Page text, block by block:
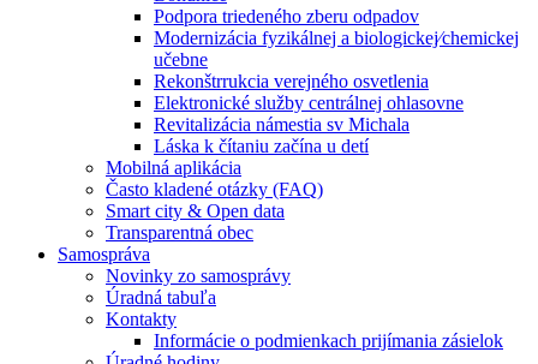
Podpora triedeného zberu odpadov
Modernizácia fyzikálnej a biologickej⁄chemickej
učebne
Rekonštrrukcia verejného osvetlenia
Elektronické služby centrálnej ohlasovne
Revitalizácia námestia sv Michala
Láska k čítaniu začína u detí
Mobilná aplikácia
Často kladené otázky (FAQ)
Smart city & Open data
Transparentná obec
Samospráva
Novinky zo samosprávy
Úradná tabuľa
Kontakty
Informácie o podmienkach prijímania zásielok